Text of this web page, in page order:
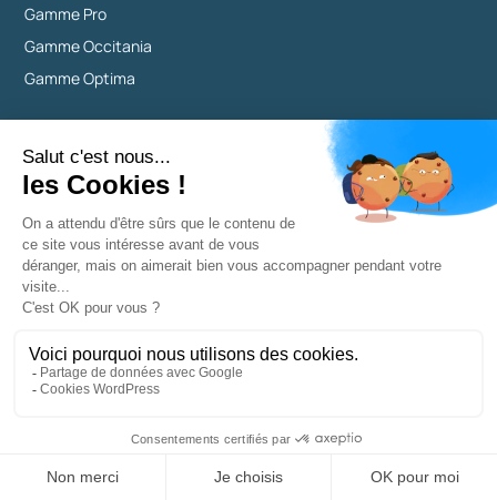
Gamme Pro
Gamme Occitania
Gamme Optima
Jusqu'à 50 m³ sans stabilisant
De 50 à 80 m³ sans stabilisant
De 80 à 120 m³ sans stabilisant
Gamme Tiny
Gamme Essentiel
Gamme Occitania
Gamme Optima